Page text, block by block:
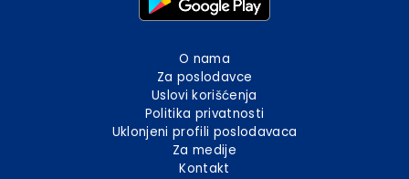
O nama
Za poslodavce
Uslovi korišćenja
Politika privatnosti
Uklonjeni profili poslodavaca
Za medije
Kontakt